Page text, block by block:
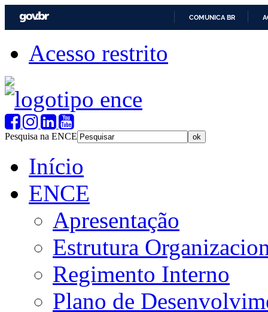
COMUNICA BR
Acesso restrito
Pesquisa na ENCE
Início
ENCE
Apresentação
Estrutura
Regimento Interno
Plano de